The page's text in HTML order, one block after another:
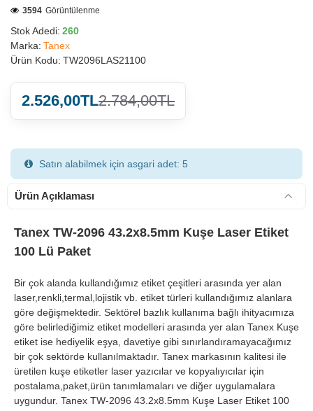
900 TL Üzeri Kargo Ücretsiz
Stok Adedi: 260
Marka: Tanex
Ürün Kodu: TW2096LAS21100
3594 Görüntülenme
2.526,00TL2.784,00TL
Satın alabilmek için asgari adet: 5
Ürün Açıklaması
Tanex TW-2096 43.2x8.5mm Kuşe Laser Etiket
100 Lü Paket
Bir çok alanda kullandığımız etiket çeşitleri arasında yer alan
laser,renkli,termal,lojistik vb. etiket türleri kullandığımız alanlara
göre değişmektedir. Sektörel bazlık kullanıma bağlı ihityacımıza
göre belirlediğimiz etiket modelleri arasında yer alan Tanex Kuşe
etiket ise hediyelik eşya, davetiye gibi sınırlandıramayacağımız
bir çok sektörde kullanılmaktadır. Tanex markasının kalitesi ile
üretilen kuşe etiketler laser yazıcılar ve kopyalıyıcılar için
postalama,paket,ürün tanımlamaları ve diğer uygulamalara
uygundur. Tanex TW-2096 43.2x8.5mm Kuşe Laser Etiket 100